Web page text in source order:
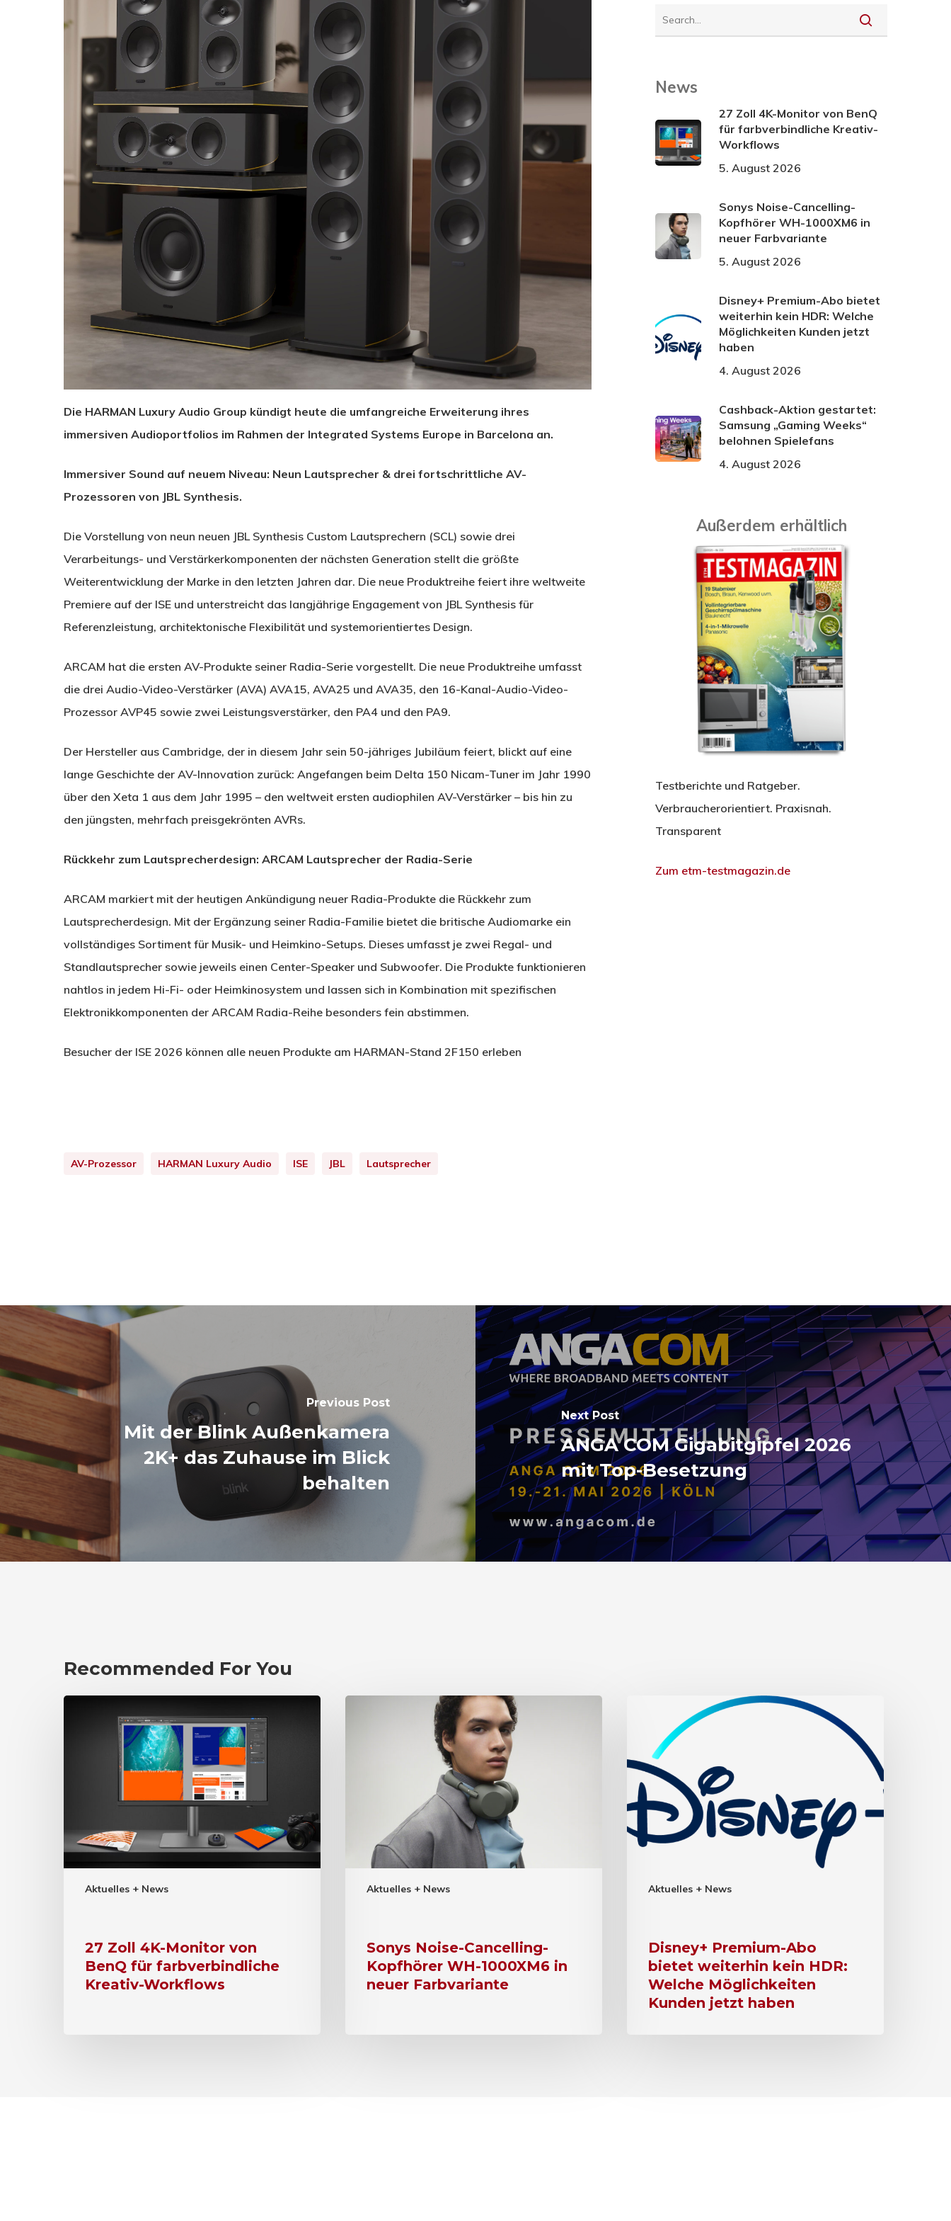
Drücken Sie Enter zum Suchen oder ESC zum Schließen.
Die HARMAN Luxury Audio Group kündigt heute die umfangreiche Erweiterung ihres
immersiven Audioportfolios im Rahmen der Integrated Systems Europe in Barcelona an.
Immersiver Sound auf neuem Niveau: Neun Lautsprecher & drei fortschrittliche AV-
Prozessoren von JBL Synthesis.
Die Vorstellung von neun neuen JBL Synthesis Custom Lautsprechern (SCL) sowie drei
Verarbeitungs- und Verstärkerkomponenten der nächsten Generation stellt die größte
Weiterentwicklung der Marke in den letzten Jahren dar. Die neue Produktreihe feiert ihre weltweite
Premiere auf der ISE und unterstreicht das langjährige Engagement von JBL Synthesis für
Referenzleistung, architektonische Flexibilität und systemorientiertes Design.
ARCAM hat die ersten AV-Produkte seiner Radia-Serie vorgestellt. Die neue Produktreihe umfasst
die drei Audio-Video-Verstärker (AVA) AVA15, AVA25 und AVA35, den 16-Kanal-Audio-Video-
Prozessor AVP45 sowie zwei Leistungsverstärker, den PA4 und den PA9.
Der Hersteller aus Cambridge, der in diesem Jahr sein 50-jähriges Jubiläum feiert, blickt auf eine
lange Geschichte der AV-Innovation zurück: Angefangen beim Delta 150 Nicam-Tuner im Jahr 1990
über den Xeta 1 aus dem Jahr 1995 – den weltweit ersten audiophilen AV-Verstärker – bis hin zu
den jüngsten, mehrfach preisgekrönten AVRs.
Rückkehr zum Lautsprecherdesign: ARCAM Lautsprecher der Radia-Serie
ARCAM markiert mit der heutigen Ankündigung neuer Radia-Produkte die Rückkehr zum
Lautsprecherdesign. Mit der Ergänzung seiner Radia-Familie bietet die britische Audiomarke ein
vollständiges Sortiment für Musik- und Heimkino-Setups. Dieses umfasst je zwei Regal- und
Standlautsprecher sowie jeweils einen Center-Speaker und Subwoofer. Die Produkte funktionieren
nahtlos in jedem Hi-Fi- oder Heimkinosystem und lassen sich in Kombination mit spezifischen
Elektronikkomponenten der ARCAM Radia-Reihe besonders fein abstimmen.
Besucher der ISE 2026 können alle neuen Produkte am HARMAN-Stand 2F150 erleben
News
27 Zoll 4K-Monitor von BenQ
für farbverbindliche Kreativ-
Workflows
5. August 2026
Sonys Noise-Cancelling-
Kopfhörer WH-1000XM6 in
neuer Farbvariante
5. August 2026
Disney+ Premium-Abo bietet
weiterhin kein HDR: Welche
Möglichkeiten Kunden jetzt
haben
4. August 2026
Cashback-Aktion gestartet:
Samsung „Gaming Weeks“
belohnen Spielefans
4. August 2026
Außerdem erhältlich
Testberichte und Ratgeber.
Verbraucherorientiert. Praxisnah.
Transparent
Zum etm-testmagazin.de
AV-Prozessor HARMAN Luxury Audio ISE JBL Lautsprecher
Previous Post
Mit der Blink Außenkamera
2K+ das Zuhause im Blick
behalten
Next Post
ANGA COM Gigabitgipfel 2026
mit Top-Besetzung
Recommended For You
Aktuelles + News
27 Zoll 4K-Monitor von
BenQ für farbverbindliche
Kreativ-Workflows
Aktuelles + News
Sonys Noise-Cancelling-
Kopfhörer WH-1000XM6 in
neuer Farbvariante
Aktuelles + News
Disney+ Premium-Abo
bietet weiterhin kein HDR:
Welche Möglichkeiten
Kunden jetzt haben